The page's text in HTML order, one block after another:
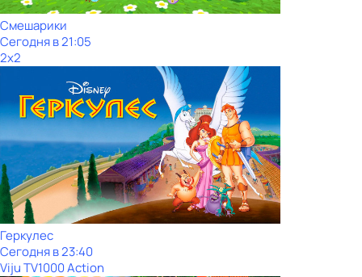
Смешарики
Сегодня в 21:05
2x2
Геркулес
Сегодня в 23:40
Viju TV1000 Action